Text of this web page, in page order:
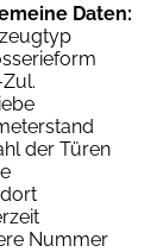
Daten:
der Türen
Nummer